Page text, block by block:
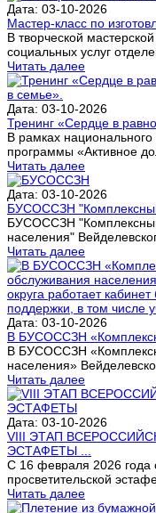
Дата: 03-10-2026
Мастер-класс по
В творческой
социальных услуг
Читать далее
Дата: 03-10-2026
Тренинг «Сердце в
В рамках
программы «Активное
Читать далее
Дата: 03-10-2026
БУСОССЗН "Комплексный
БУСОССЗН
населения"
Читать далее
Дата: 03-10-2026
В БУСОССЗН
В БУСОССЗН
населения»
Читать далее
Дата: 03-10-2026
VIII ЭТАП
ЭСТАФЕТЫ ...
С 16 февраля 2026 года
просветительской
Читать далее